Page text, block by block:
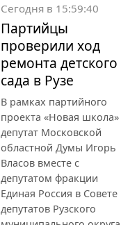
Сегодня в 15:59:40
Партийцы
проверили ход
ремонта детского
сада в Рузе
В рамках партийного
проекта «Новая школа»
депутат Московской
областной Думы Игорь
Власов вместе с
депутатом фракции
Единая Россия в Совете
депутатов Рузского